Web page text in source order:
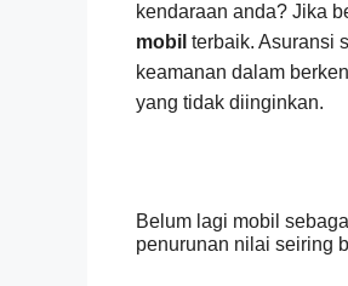
kendaraan anda? Jika
mobil terbaik. Asuransi
keamanan dalam
yang tidak diinginkan.
Belum lagi mobil
penurunan nilai seiring